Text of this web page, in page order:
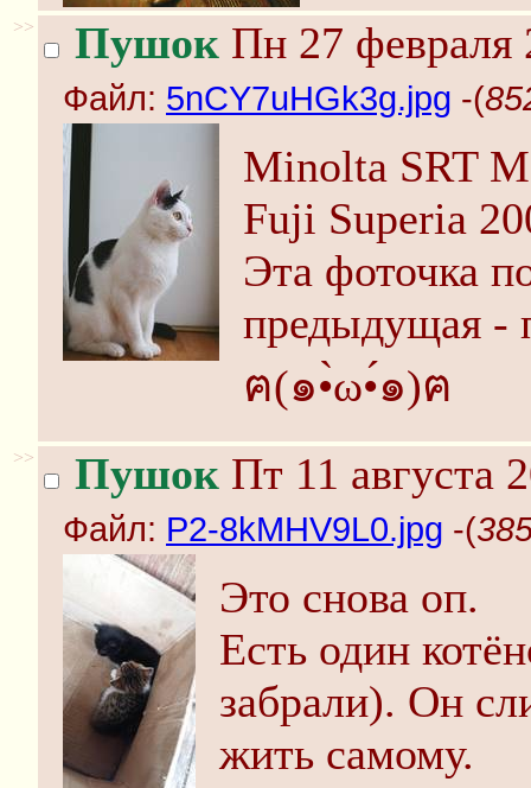
>> Пушок Пн 27 февраля
Файл: 5nCY7uHGk3g.jpg -(
Minolta SRT
Fuji Superia
Эта фоточка
предыдущая -
ฅ(๑•̀ω•́๑)ฅ
>> Пушок Пт 11 августа
Файл: P2-8kMHV9L0.jpg -(
Это снова оп.
Есть один
забрали). Он
жить самому.